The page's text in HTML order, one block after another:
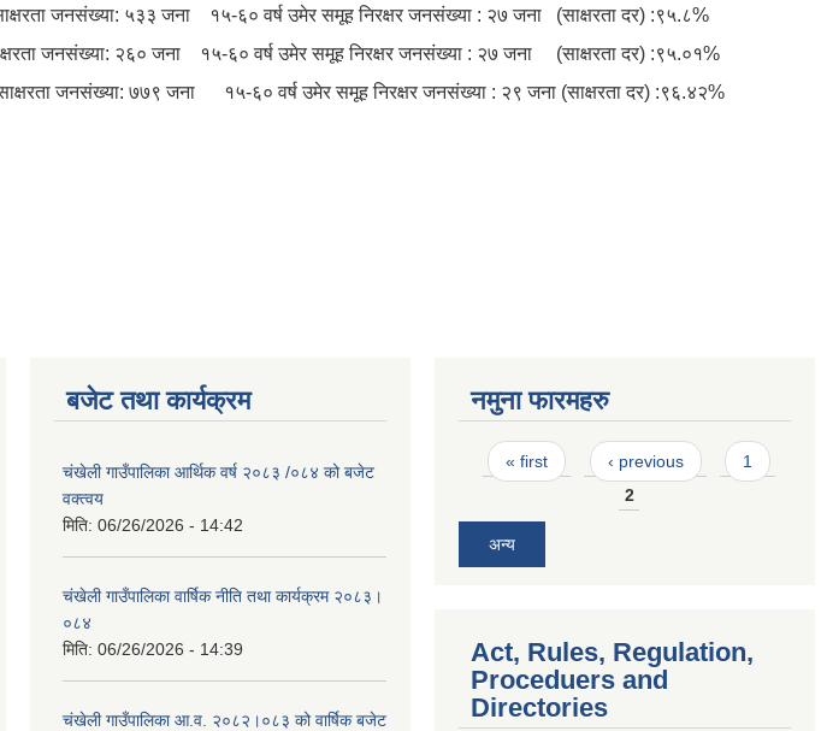
जनसंख्या: ५३३ जना १५-६० वर्ष उमेर समूह निरक्षर जनसंख्या : २७ जना (साक्षरता दर) :९५.८%
जनसंख्या: २६० जना १५-६० वर्ष उमेर समूह निरक्षर जनसंख्या : २७ जना (साक्षरता दर) :९५.०१%
जनसंख्या: ७७९ जना १५-६० वर्ष उमेर समूह निरक्षर जनसंख्या : २९ जना (साक्षरता दर) :९६.४२%
बजेट तथा कार्यक्रम
चंखेली गाउँपालिका आर्थिक वर्ष २०८३ /०८४ को बजेट
वक्त्वय
मिति: 06/26/2026 - 14:42
चंखेली गाउँपालिका वार्षिक नीति तथा कार्यक्रम २०८३।
०८४
मिति: 06/26/2026 - 14:39
चंखेली गाउँपालिका आ.व. २०८२।०८३ को वार्षिक बजेट
नमुना फारमहरु
Pages
« first ‹ previous
1
2
अन्य
Act, Rules, Regulation,
Proceduers and
Directories